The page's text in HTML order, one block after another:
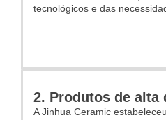
tecnológicos e das
2. Produtos de alta
A Jinhua Ceramic